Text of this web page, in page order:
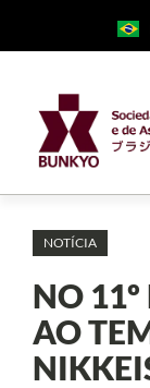
NOTÍCIA
NO 11º
AO